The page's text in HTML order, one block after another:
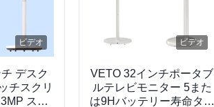
ビデオ
デスク
チスクリ
スマ
ビデオ
VETO 32インチポータブ
ルテレビモニター 5また
は9Hバッテリー寿命タッ